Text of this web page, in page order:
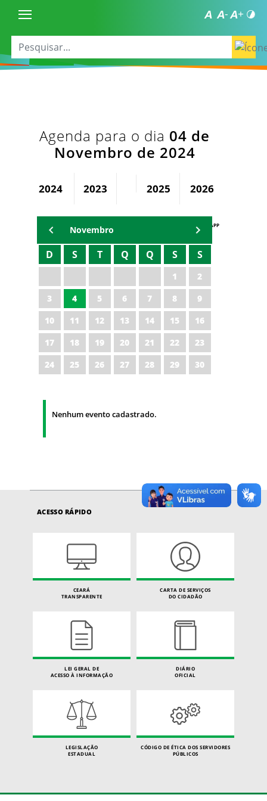
Agenda para o dia 04 de
Novembro de 2024
2024 2023 2025 2026
AGENDA PAPP
Novembro
D S T Q Q S S
1
2
3
4 5 6 7 8
9
10
11 12 13 14 15
16
17
18 19 20 21 22
23
24
25 26 27 28 29 30
Nenhum evento cadastrado.
ACESSO RÁPIDO
CEARÁ
TRANSPARENTE
CARTA DE SERVIÇOS
DO CIDADÃO
LEI GERAL DE
ACESSO À INFORMAÇÃO
DIÁRIO
OFICIAL
LEGISLAÇÃO
ESTADUAL
CÓDIGO DE ÉTICA DOS SERVIDORES
PÚBLICOS